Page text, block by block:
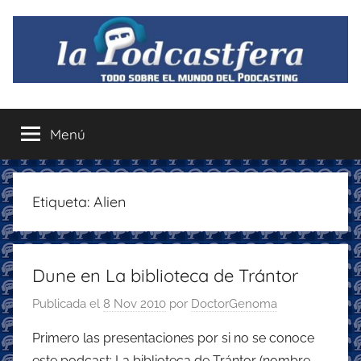
contenido
La
Podcastfera
el
mundo
del
podcasting
recomendaciones
disfrutar
podcastfera
Menú
Etiqueta: Alien
Dune en La biblioteca de Trántor
Publicada el 8 Nov 2010 por DoctorGenoma
Primero las presentaciones por si no se conoce